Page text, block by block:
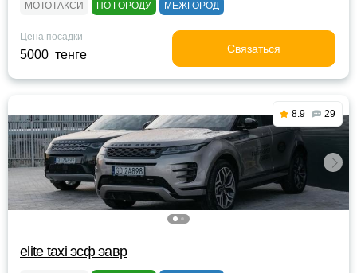
МОТОТАКСИ ПО ГОРОДУ МЕЖГОРОД
Цена посадки
5000 тенге Связаться
8.9 29
elite taxi эсф эавр